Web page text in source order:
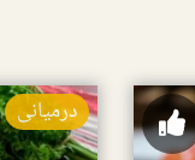
درمیانی